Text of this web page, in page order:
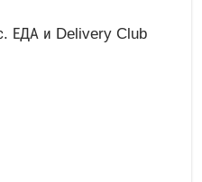
ЕДА и Delivery Club